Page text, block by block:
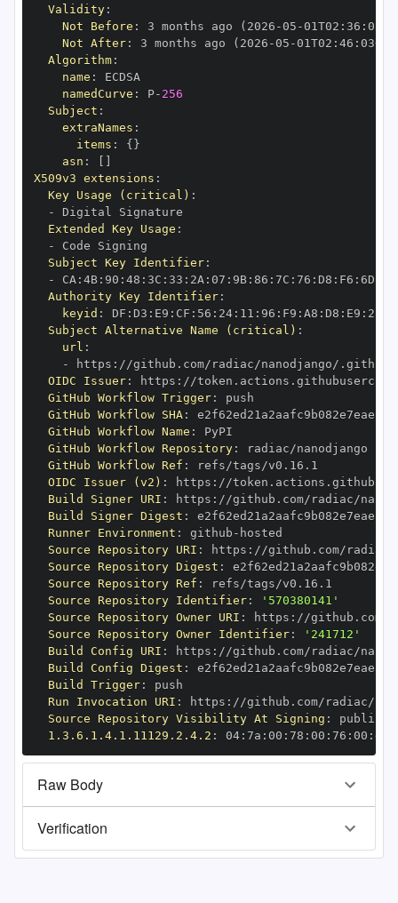
Validity:
Not Before : 3 months ago (2026 -05 -01T02 : 36 :
Not After: 3 months ago (2026 -05 -01T02 : 46 : 03+00
Algorithm:
name :
namedCurve : P- 256
Subject :
extraNames :
items : { }
asn :
X509v3 extensions :
Key Usage (critical) :
-
Extended Key Usage :
-
Subject Key Identifier:
-
CA : 4B: 90 : 48 : 3C : 33 : 2A : 07 : 9B: 86 : 7C : 76 : D8 : F6 : 6D
Authority Key Identifier:
keyid : DF : D3 : E9 : CF : 56 : 24: 11 : 96 : F9 : A8 : D8 : E9 : 28
Subject Alternative Name (critical) :
url :
-
https :
OIDC Issuer: https :
GitHub Workflow Trigger:
GitHub Workflow SHA:
GitHub Workflow Name :
GitHub Workflow Repository:
GitHub Workflow Ref :
OIDC Issuer (v2) : https :
Build Signer URI : https :
Build Signer Digest :
Runner Environment : github -
Source Repository URI : https :
Source Repository Digest :
Source Repository Ref :
Source Repository Identifier:
'570380141'
Source Repository Owner URI : https :
Source Repository Owner Identifier:
'241712'
Build Config URI : https :
Build Config Digest :
Build Trigger:
Run Invocation URI : https :
Source Repository Visibility At Signing :
1.3.6.1.4.1.11129.2.4.2 : 04: 7a : 00 : 78 : 00 : 76 : 00 : dd
Raw Body
Verification